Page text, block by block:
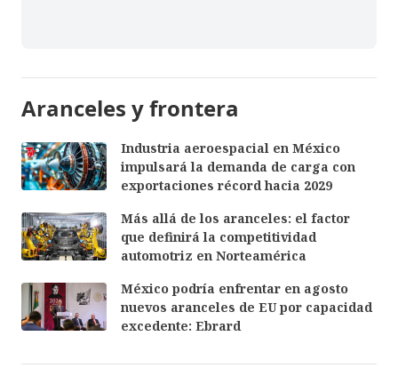
Aranceles y frontera
Industria aeroespacial en México
impulsará la demanda de carga con
exportaciones récord hacia 2029
Más allá de los aranceles: el factor
que definirá la competitividad
automotriz en Norteamérica
México podría enfrentar en agosto
nuevos aranceles de EU por capacidad
excedente: Ebrard